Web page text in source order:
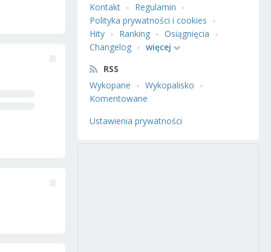
Kontakt
Regulamin
Polityka prywatności i cookies
Hity
Ranking
Osiągnięcia
Changelog
więcej
RSS
Wykopane
Wykopalisko
Komentowane
Ustawienia prywatności